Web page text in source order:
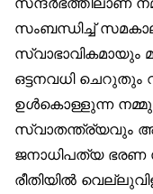
സംബന്ധിച്ച്
ഒട്ടനവധി
ഉൾകൊള്ളുന്ന
സ്വാതന്ത്ര്യവും
ജനാധിപത്യ
രീതിയിൽ